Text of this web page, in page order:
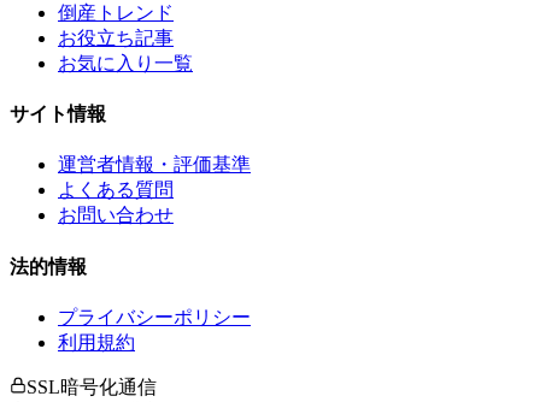
倒産トレンド
お役立ち記事
お気に入り一覧
サイト情報
運営者情報・評価基準
よくある質問
お問い合わせ
法的情報
プライバシーポリシー
利用規約
SSL暗号化通信